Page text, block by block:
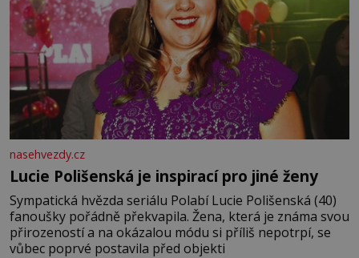
nasehvezdy.cz
Lucie Polišenská je inspirací pro jiné ženy
Sympatická hvězda seriálu Polabí Lucie Polišenská (40)
fanoušky pořádně překvapila. Žena, která je známa svou
přirozeností a na okázalou módu si příliš nepotrpí, se
vůbec poprvé postavila před objekti